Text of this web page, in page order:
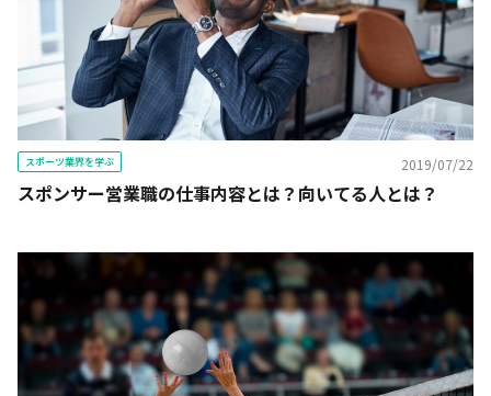
スポーツ業界を学ぶ 2019/07/22
スポンサー営業職の仕事内容とは？向いてる人とは？